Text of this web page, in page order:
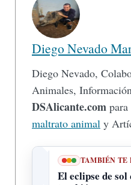
Diego Nevado
Diego Nevado,
Animales,
DSAlicante.com
maltrato animal y
TAMBIÉN TE
El eclipse de sol